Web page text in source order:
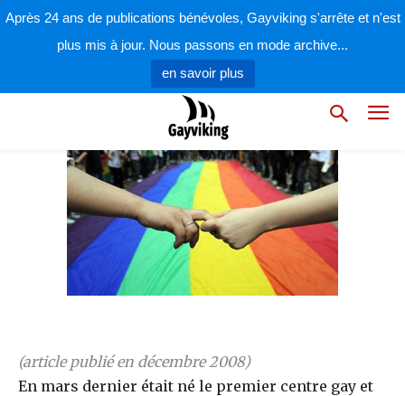
Après 24 ans de publications bénévoles, Gayviking s'arrête et n'est
plus mis à jour. Nous passons en mode archive...
en savoir plus
parla rédaction 1 décembre 2008
(article publié en décembre 2008)
En mars dernier était né le premier centre gay et